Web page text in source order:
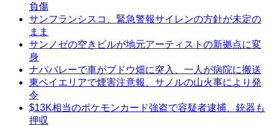
負傷
サンフランシスコ、緊急警報サイレンの方針が未定の
まま
サンノゼの空きビルが地元アーティストの新拠点に変
身
ナパバレーで車がブドウ畑に突入、一人が病院に搬送
東ベイエリアで煙害注意報、サノルの山火事により発
令
$13K相当のポケモンカード強盗で容疑者逮捕、銃器も
押収